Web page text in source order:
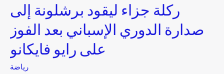
ركلة جزاء ليقود برشلونة إلى
صدارة الدوري الإسباني بعد الفوز
على رايو فايكانو
رياضة
الفوز
على
رايو
فايكانو